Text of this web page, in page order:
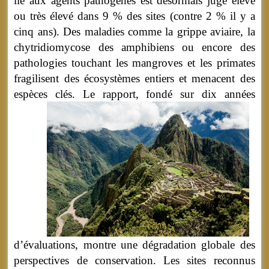
ou très élevé dans 9 % des sites (contre 2 % il y a
cinq ans). Des maladies comme la grippe aviaire, la
chytridiomycose des amphibiens ou encore des
pathologies touchant les mangroves et les primates
fragilisent des écosystèmes entiers et menacent des
espèces clés. Le rapport, fondé sur dix années
d’évaluations, montre une dégradation globale des
perspectives de conservation. Les sites reconnus